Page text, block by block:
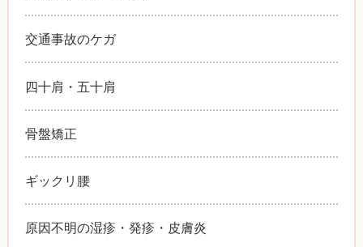
交通事故のケガ
四十肩・五十肩
骨盤矯正
ギックリ腰
原因不明の湿疹・発疹・皮膚炎